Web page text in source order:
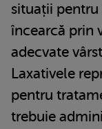
situații
încearcă prin
adecvate
Laxativele
pentru
trebuie